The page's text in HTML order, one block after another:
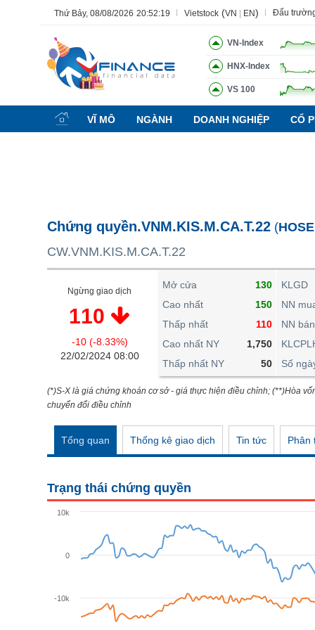
Thứ Bảy, 08/08/2026 20:52:20 Vietstock (VN EN) Đấu
VN-Index
HNX-Index
VS 100
VĨ MÔ NGÀNH DOANH NGHIỆP CỔ
Chứng quyền.VNM.KIS.M.CA.T.22 (
CW.VNM.KIS.M.CA.T.22
Ngừng giao dịch
110
-10 (-8.33%)
22/02/2024 08:00
Mở cửa
130
Cao nhất
150
Thấp nhất
110
Cao nhất NY
1,750
Thấp nhất NY
50
KLGD
NN
NN bán
Số
(*)S-X là giá chứng khoán cơ sở - giá thực hiện điều chỉnh; (**)Hòa
chuyển đổi điều chỉnh
Tổng quan Thống kê giao dịch Tin tức Phân
Trạng thái chứng quyền
-10k
0
10k
Tính năng Ngành Mã chứng khoán Lãnh
BẤT ĐỘNG SẢN
TÀI CHÍNH
KINH TẾ
THẾ GIỚI
ĐÔNG DƯƠNG
PHÂN TÍCH
VS-SECTOR
NGUYÊN VẬT LIỆU
TIÊU DÙNG KHÔNG THIẾT YẾU
CHĂM SÓC SỨC KHỎE